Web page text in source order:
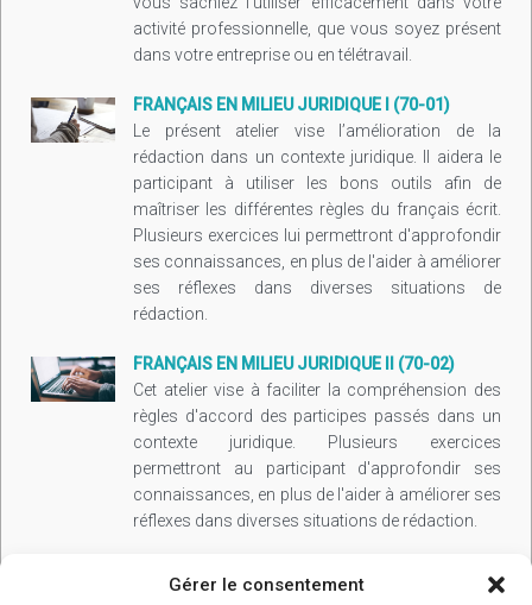
Gérer le consentement
activité professionnelle, que vous soyez présent
dans votre entreprise ou en télétravail.
FRANÇAIS EN MILIEU JURIDIQUE I (70-01)
Le présent atelier vise l’amélioration de la
rédaction dans un contexte juridique. Il aidera le
participant à utiliser les bons outils afin de
maîtriser les différentes règles du français écrit.
Plusieurs exercices lui permettront d'approfondir
ses connaissances, en plus de l'aider à améliorer
ses réflexes dans diverses situations de
rédaction.
FRANÇAIS EN MILIEU JURIDIQUE II (70-02)
Cet atelier vise à faciliter la compréhension des
règles d'accord des participes passés dans un
contexte juridique. Plusieurs exercices
permettront au participant d'approfondir ses
connaissances, en plus de l'aider à améliorer ses
réflexes dans diverses situations de rédaction.